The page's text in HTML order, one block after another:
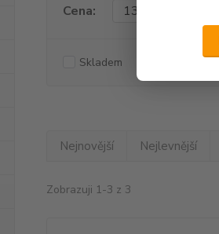
Cena:
Skladem
Nejnovější Nejlevnější
Zobrazuji 1-3 z 3